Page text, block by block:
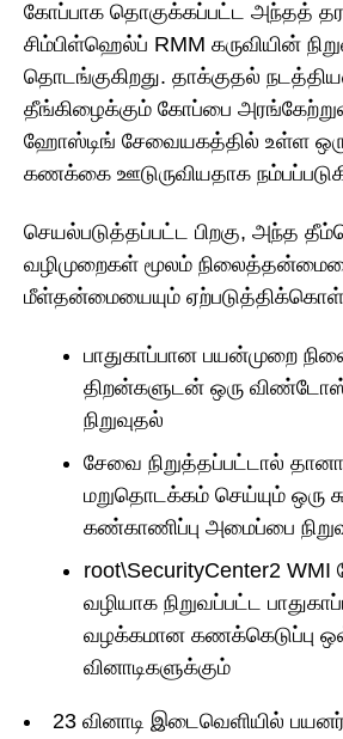
கோப்பாக தொகுக்கப்பட்ட அந்தத்
சிம்பிள்ஹெல்ப் RMM கருவியின்
தொடங்குகிறது. தாக்குதல்
தீங்கிழைக்கும் கோப்பை
ஹோஸ்டிங் சேவையகத்தில் உள்ள ஒரு
கணக்கை ஊடுருவியதாக
செயல்படுத்தப்பட்ட பிறகு, அந்த
வழிமுறைகள் மூலம்
மீள்தன்மையையும்
பாதுகாப்பான பயன்முறை
திறன்களுடன் ஒரு
நிறுவுதல்
சேவை நிறுத்தப்பட்டால்
மறுதொடக்கம் செய்யும் ஒரு
கண்காணிப்பு அமைப்பை
root\SecurityCenter2
வழியாக நிறுவப்பட்ட
வழக்கமான கணக்கெடுப்பு
வினாடிகளுக்கும்
23 வினாடி இடைவெளியில்